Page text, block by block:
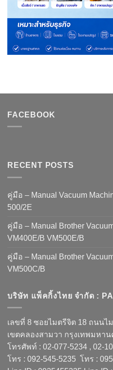
FACEBOOK
RECENT POSTS
คู่มือ – Manual Vacuum
500/2E
คู่มือ – Manual Brother
VM400E/B VM500E/B
คู่มือ – Manual Brother
VM500C/B
บริษัท แพ็คกิ้งไทย จำกัด :
เลขที่ 8 ซอยไมตรีจิต 18 ถนน
เขตคลองสามวา กรุงเทพมหาน
โทรศัพท์ : 02-077-5234 , 02-
โทร : 092-545-5235 โทร :